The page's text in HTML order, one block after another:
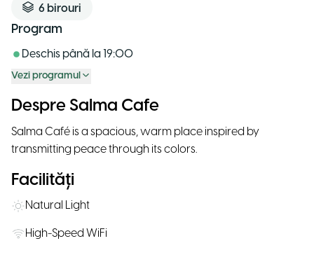
6 birouri
Program
Deschis până la 19:00
Vezi programul
Despre Salma Cafe
Salma Café is a spacious, warm place inspired by
transmitting peace through its colors.
Facilități
Natural Light
High-Speed WiFi